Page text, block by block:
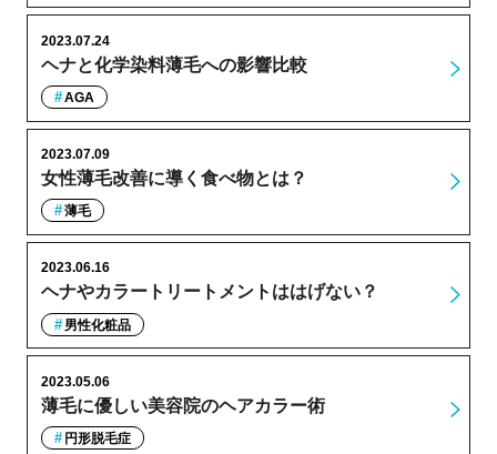
ヘナと化学染料薄毛への影響比較
2023.07.24
AGA
女性薄毛改善に導く食べ物とは？
2023.07.09
薄毛
ヘナやカラートリートメントははげない？
2023.06.16
男性化粧品
薄毛に優しい美容院のヘアカラー術
2023.05.06
円形脱毛症